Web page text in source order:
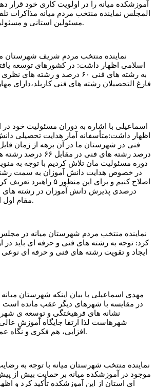
آموزشکده میانه را در اولویت کاری خود قرار
المجلس نماینده منتخب مردم میانه مذاکرات
مسئولین استانی و مسئولین دانشگاه انجام دادند.
نماینده منتخب مردم شریف شهرستان
اسلامی اظهار داشت: در کشورهای توسعه
فارغ التحصیلان رشته های فنی کاربلد،دارای
اسماعیلی با اشاره به دوران مسئولیت خود
اظهار داشت:متأسفانه آمار هدایت تحصیلی
درصد رشته های فنی در
دوره مسئولیت مان تلاش کردیم با توجه به
در خصوص هدایت دانش آموزان به سمت رشته
درصدی پذیرش دانش آموزان در رشته های
مقام اول استان را کسب نمودیم.
نماینده منتخب مردم شهرستان میانه در
کرد: توجه به رشته های فنی و حرفه ای باید
ایجاد و تقویت رشته های فنی و حرفه ای
مهدی اسماعیلی با بیان اینکه شهرستان
در مقایسه با شهرهای دیگر عقب مانده است
نشانه های فرهیختگی و توسعه ی
شهرهاست لذا ارتقا جایگاه آموزش
افزایی، هم فکری و نگاه عمیق به این مقوله است.
نماینده منتخب شهرستان میانه با توجه به
موجود در آموزشکده میانه بر حمایت بیش از
ای استان از این آموزشکده تأکید کرد و